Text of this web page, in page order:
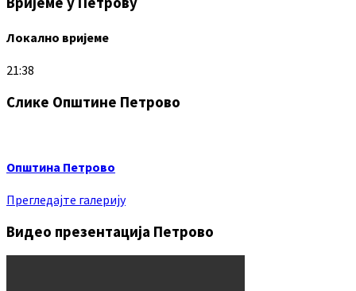
Локално вријеме
21:38
Слике Општине Петрово
Општина Петрово
Прегледајте галерију
Видео презентација Петрово